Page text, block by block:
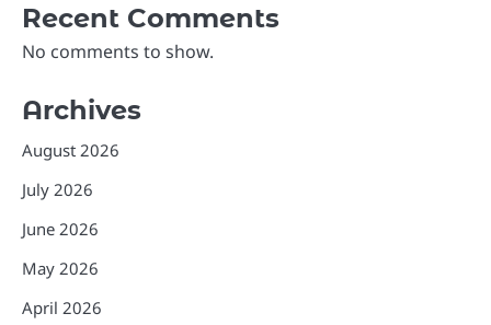
Recent Comments
No comments to show.
Archives
August 2026
July 2026
June 2026
May 2026
April 2026